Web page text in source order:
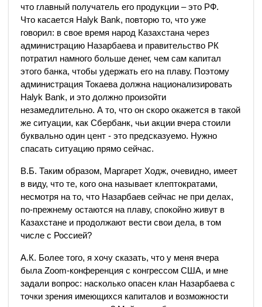
что главный получатель его продукции – это РФ.
Что касается Halyk Bank, повторю то, что уже
говорил: в свое время народ Казахстана через
администрацию Назарбаева и правительство РК
потратил намного больше денег, чем сам капитал
этого банка, чтобы удержать его на плаву. Поэтому
администрация Токаева должна национализировать
Halyk Bank, и это должно произойти
незамедлительно. А то, что он скоро окажется в такой
же ситуации, как Сбербанк, чьи акции вчера стоили
буквально один цент - это предсказуемо. Нужно
спасать ситуацию прямо сейчас.
В.Б. Таким образом, Маргарет Ходж, очевидно, имеет
в виду, что те, кого она называет клептократами,
несмотря на то, что Назарбаев сейчас не при делах,
по-прежнему остаются на плаву, спокойно живут в
Казахстане и продолжают вести свои дела, в том
числе с Россией?
А.К. Более того, я хочу сказать, что у меня вчера
была Zoom-конференция с конгрессом США, и мне
задали вопрос: насколько опасен клан Назарбаева с
точки зрения имеющихся капиталов и возможности